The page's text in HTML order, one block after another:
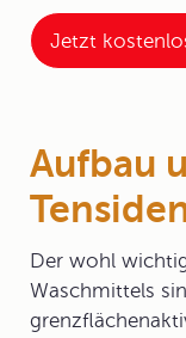
Jetzt
Aufbau
Der wohl
Waschmittels